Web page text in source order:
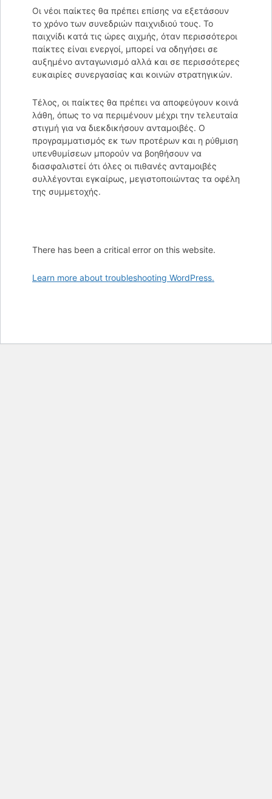
Οι νέοι παίκτες θα πρέπει επίσης να εξετάσουν
το χρόνο των συνεδριών παιχνιδιού τους. Το
παιχνίδι κατά τις ώρες αιχμής, όταν περισσότεροι
παίκτες είναι ενεργοί, μπορεί να οδηγήσει σε
αυξημένο ανταγωνισμό αλλά και σε περισσότερες
ευκαιρίες συνεργασίας και κοινών στρατηγικών.
Τέλος, οι παίκτες θα πρέπει να αποφεύγουν κοινά
λάθη, όπως το να περιμένουν μέχρι την τελευταία
στιγμή για να διεκδικήσουν ανταμοιβές. Ο
προγραμματισμός εκ των προτέρων και η ρύθμιση
υπενθυμίσεων μπορούν να βοηθήσουν να
διασφαλιστεί ότι όλες οι πιθανές ανταμοιβές
συλλέγονται εγκαίρως, μεγιστοποιώντας τα οφέλη
της συμμετοχής.
There has been a critical error on this website.
Learn more about troubleshooting WordPress.